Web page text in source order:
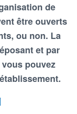
de
être ouverts
ou non. La
et par
pouvez